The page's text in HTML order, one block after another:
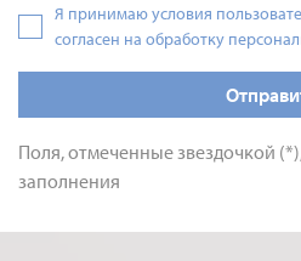
Я принимаю условия
согласен на обработку
Поля, отмеченные звездочкой
заполнения